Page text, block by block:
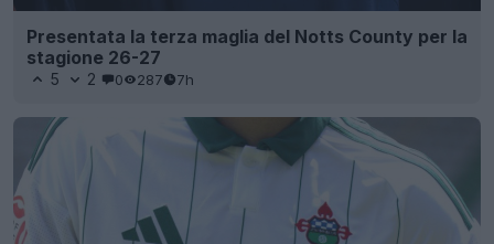
Presentata la terza maglia del Notts County per la
stagione 26-27
5 2 0 287 7h